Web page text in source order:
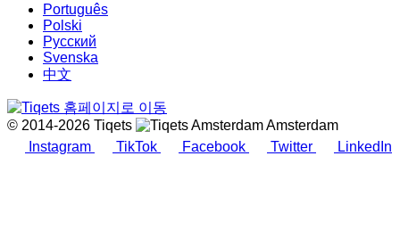
Português
Polski
Русский
Svenska
中文
© 2014-2026 Tiqets
Amsterdam
Instagram
TikTok Facebook Twitter LinkedIn